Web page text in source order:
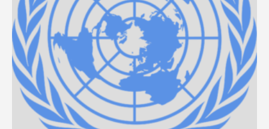
“엄마의 절박함과 ‘실무형 정치인’으로 생활정치 실
현”
김종대, “현대전, 강한 군대도 약해질 수 있다”
이홍원 작가, 생활문화상품 4종 판매
통일 지향 2국가론: 한반도 평화의 새로운 길